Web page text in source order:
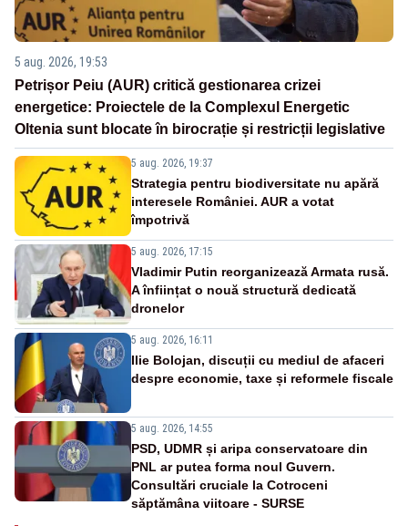
5 aug. 2026, 19:53
Petrișor Peiu (AUR) critică gestionarea crizei
energetice: Proiectele de la Complexul Energetic
Oltenia sunt blocate în birocrație și restricții legislative
5 aug. 2026, 19:37
Strategia pentru biodiversitate nu apără
interesele României. AUR a votat
împotrivă
5 aug. 2026, 17:15
Vladimir Putin reorganizează Armata rusă.
A înființat o nouă structură dedicată
dronelor
5 aug. 2026, 16:11
Ilie Bolojan, discuții cu mediul de afaceri
despre economie, taxe și reformele fiscale
5 aug. 2026, 14:55
PSD, UDMR și aripa conservatoare din
PNL ar putea forma noul Guvern.
Consultări cruciale la Cotroceni
săptămâna viitoare - SURSE